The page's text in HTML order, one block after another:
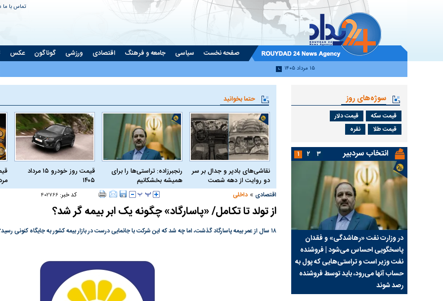
تماس با ما
صفحه نخست سیاسی جامعه و فرهنگ اقتصادی ورزشی گوناگون عکس
۱۵ مرداد ۱۴۰۵
حتما بخوانید
نقاشی‌های بادپر و جدال بر سر
دو روایت از دهه شصت
رنجبرزاده: تراستی‌ها را برای
همیشه بخشکانیم
قیمت روز خودرو ۱۵ مرداد
۱۴۰۵
اقتصادی » داخلی کد خبر: ۴۰۲۷۶۶
از تولد تا تکامل/ «پاسارگاد» چگونه یک ابر بیمه گر شد؟
۱۸ سال از عمر بیمه پاسارگاد گذشت، اما چه شد که این شرکت با جانمایی درست در بازار بیمه کشور به جایگاه کنونی رسید؟
سوژه‌های روز
قیمت سکه
قیمت دلار
قیمت طلا
نقره
انتخاب سردبیر
در وزارت نفت «رهاشدگی» و فقدان
پاسخگویی احساس می‌شود | فروشنده
نفت وزیر است و تراستی‌هایی که پول به
حساب آنها می‌رود، باید توسط فروشنده
رصد شوند
چرا رویای آمریکایی سرنگونی رژیم و
مطالعه رفتار هیستریک صدا و سیما علیه
در وزارت نفت
نفت وزیر است و
حساب آنها
۱ ۲ ۳